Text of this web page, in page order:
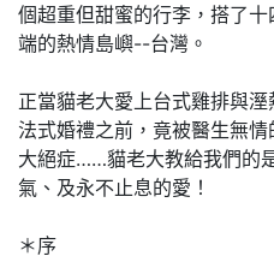
個超重但甜蜜的行李，搭了
端的熱情島嶼--台灣。
正當貓老大愛上台式雞排與
法式婚禮之前，竟被醫生無
大絕症……貓老大教給我們的
氣、及永不止息的愛！
＊序